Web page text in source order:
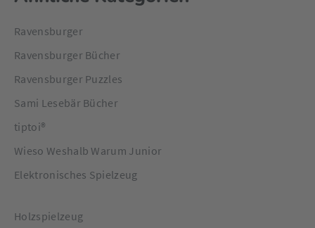
Ravensburger
Ravensburger Bücher
Ravensburger Puzzles
Sami Lesebär Bücher
tiptoi®
Wieso Weshalb Warum Junior
Elektronisches Spielzeug
Holzspielzeug